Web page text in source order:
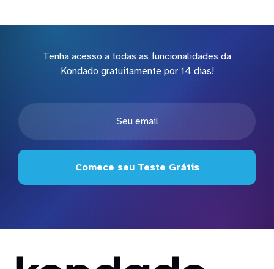
Tenha acesso a todas as funcionalidades da
Kondado gratuitamente por 14 dias!
Comece seu Teste Grátis